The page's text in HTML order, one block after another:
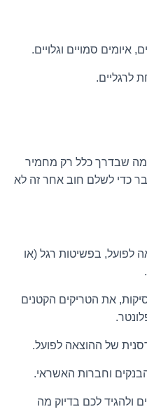
איומים סמויים וגלויים.
לרגליים.
מה שבדרך כלל רק מחמיר
כדי לשלם חוב אחר זה לא
לפועל, בפשיטות רגל (או
את הטריקים הקטנים
של ההוצאה לפועל.
וחברות האשראי.
ולהגיד לכם בדיוק מה